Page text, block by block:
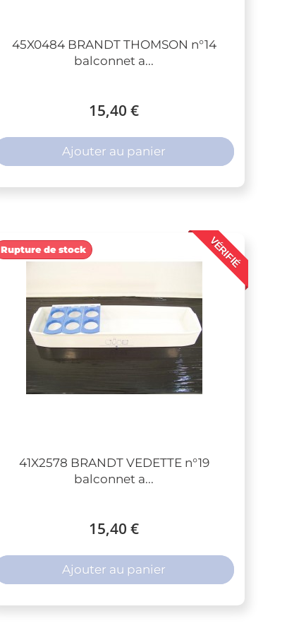
45X0484 BRANDT THOMSON n°14
balconnet a...
15,40 €
Ajouter au panier
VÉRIFIÉ
41X2578 BRANDT VEDETTE n°19
balconnet a...
15,40 €
Rupture de stock
Ajouter au panier